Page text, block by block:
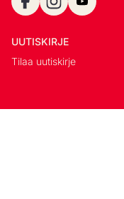
UUTISKIRJE
Tilaa uutiskirje